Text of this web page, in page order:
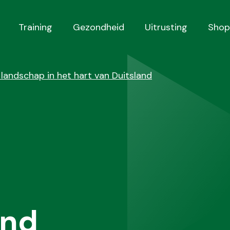
Training Gezondheid Uitrusting Shop
in het hart van Duitsland